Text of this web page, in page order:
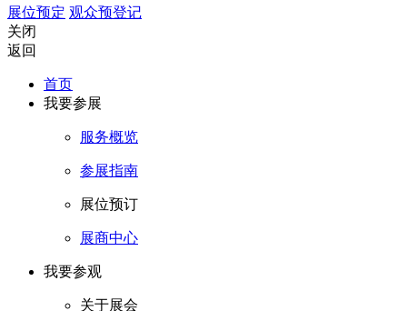
展位预定 观众预登记
关闭
返回
首页
我要参展
服务概览
参展指南
展位预订
展商中心
我要参观
关于展会